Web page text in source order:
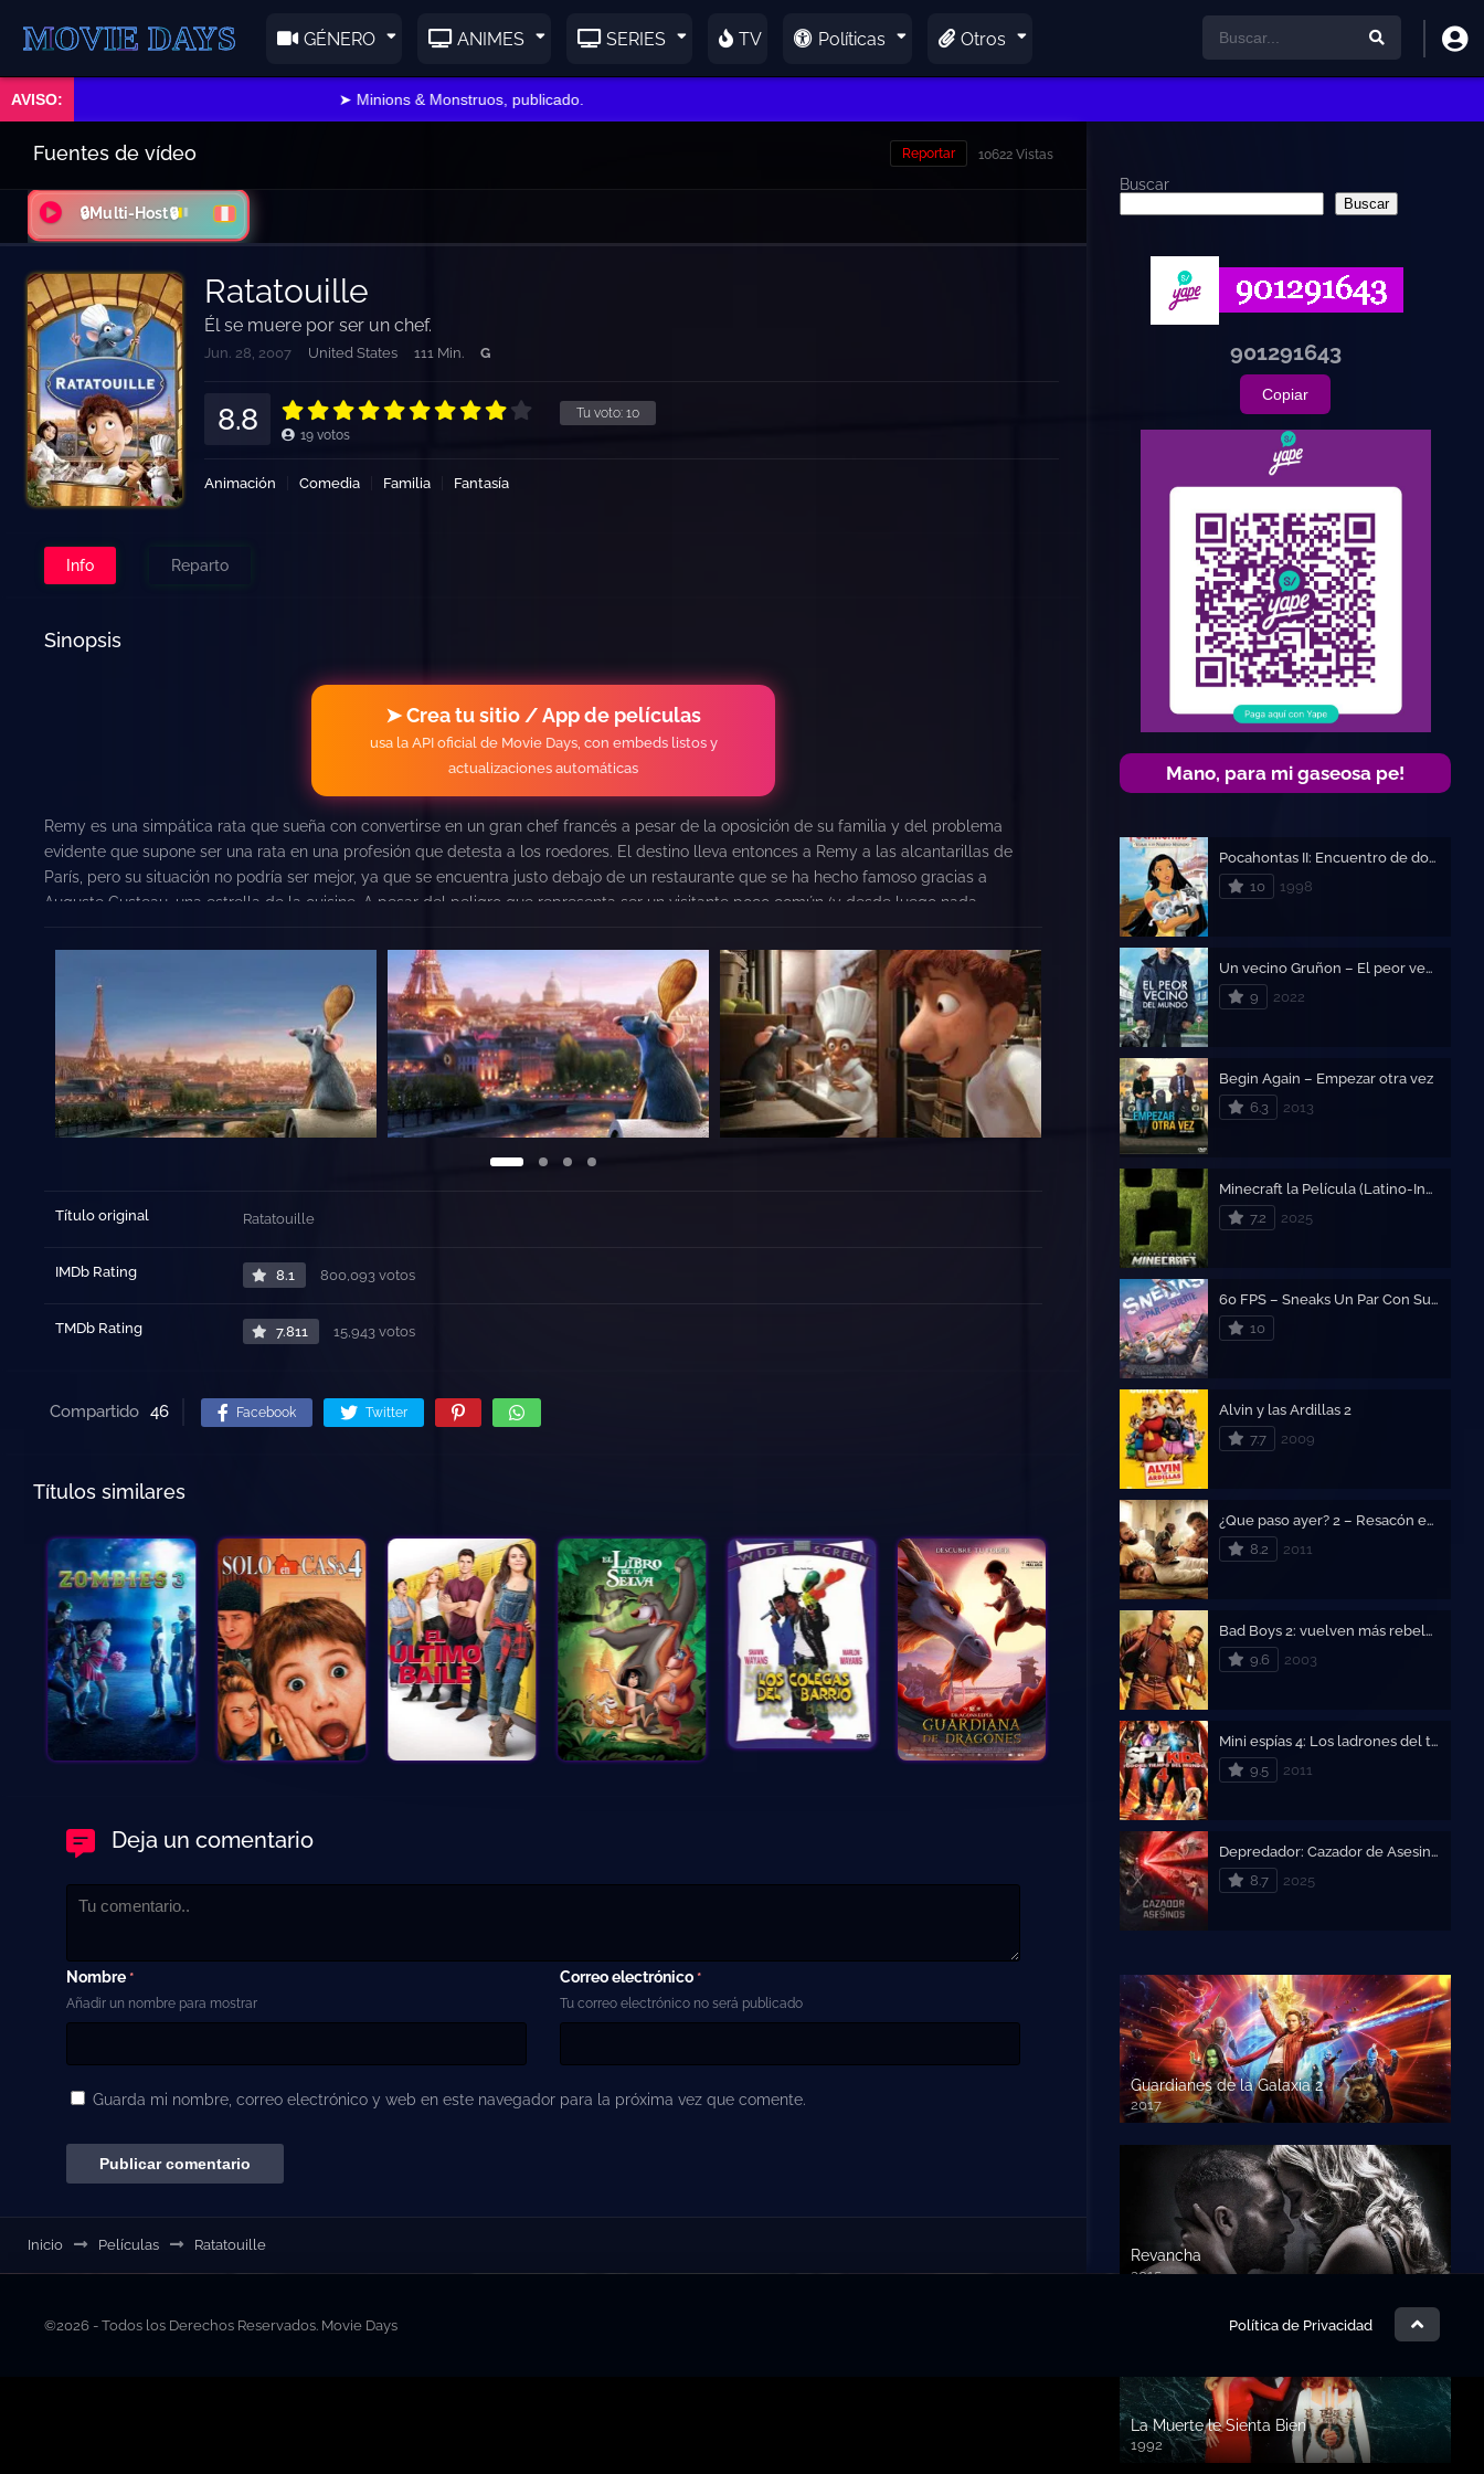
DAYS GÉNERO ANIMES SERIES TV Políticas Otros
➤ Minions & Monstruos, publicado.
Fuentes de vídeo 10622 Vistas
Reportar
🔒Multi-Host🔒
Ratatouille
Él se muere por ser un chef.
Jun. 28, 2007 United States 111 Min. G
Tu voto: 10
8.8 19 votos
Animación Comedia Familia Fantasía
Info Reparto
Sinopsis
➤ Crea tu sitio / App de películas
usa la API oficial de Movie Days, con embeds listos y
actualizaciones automáticas
Remy es una simpática rata que sueña con convertirse en un gran chef francés a pesar de la oposición de su familia y del problema
evidente que supone ser una rata en una profesión que detesta a los roedores. El destino lleva entonces a Remy a las alcantarillas de
París, pero su situación no podría ser mejor, ya que se encuentra justo debajo de un restaurante que se ha hecho famoso gracias a
Auguste Gusteau, una estrella de la cuisine. A pesar del peligro que representa ser un visitante poco común (y desde luego nada
parisino en una trepidante y emocionante aventura.
Título original Ratatouille
IMDb Rating 8.1 800,093 votos
TMDb Rating 7.811 15,943 votos
Compartido 46 Facebook Twitter
Títulos similares
Deja un comentario
Nombre *
Añadir un nombre para mostrar
Correo electrónico *
Tu correo electrónico no será publicado
Guarda mi nombre, correo electrónico y web en este navegador para la próxima vez que comente.
Inicio Películas Ratatouille
Buscar
Buscar
901291643
Copiar
Mano, para mi gaseosa pe!
Pocahontas II: Encuentro de dos mundos
10
1998
Un vecino Gruñon – El peor vecino del mundo
9
2022
Begin Again – Empezar otra vez
6.3
2013
Minecraft la Película (Latino-Inglés)
7.2
2025
60 FPS – Sneaks Un Par Con Suerte
10
Alvin y las Ardillas 2
7.7
2009
¿Que paso ayer? 2 – Resacón en las vegas 2
8.2
2011
Bad Boys 2: vuelven más rebeldes – Dos policías rebeldes 2
9.6
2003
Mini espías 4: Los ladrones del tiempo
9.5
2011
Depredador: Cazador de Asesinos – Predator – Asesino De Asesinos
8.7
2025
Guardianes de la Galaxia 2
2017
720p HD
Revancha
2015
La Muerte le Sienta Bien
1992
720p HD
©2026 - Todos los Derechos Reservados. Movie Days Política de Privacidad